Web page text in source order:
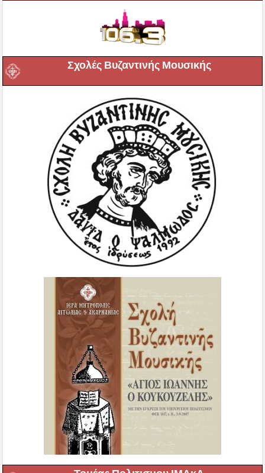
Σχολές Βυζαντινής Μουσικής